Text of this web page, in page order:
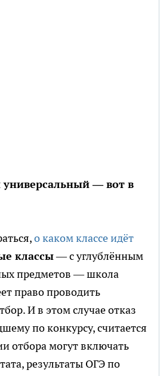
— вот в
о каком классе идёт
классы— с углублённым
предметов — школа
право проводить
И в этом случае отказ
по конкурсу, считается
отбора могут включать
результаты ОГЭ по